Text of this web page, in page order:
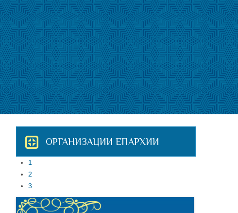
ОРГАНИЗАЦИИ ЕПАРХИИ
1
2
3